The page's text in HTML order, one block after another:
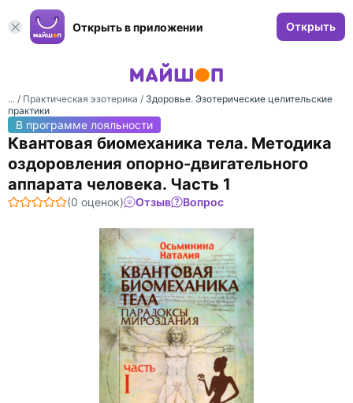
Открыть в приложении Открыть
... / Практическая эзотерика / Здоровье. Эзотерические целительские
практики
В программе лояльности
Квантовая биомеханика тела. Методика
оздоровления опорно-двигательного
аппарата человека. Часть 1
(0 оценок) Отзыв Вопрос